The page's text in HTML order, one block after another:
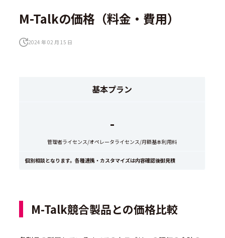
M-Talkの価格（料金・費用）
2024 年 02 月 15 日
基本プラン
-
管理者ライセンス/オペレータライセンス/月額基本利用料
個別相談となります。各種連携・カスタマイズは内容確認後御見積
M-Talk競合製品との価格比較